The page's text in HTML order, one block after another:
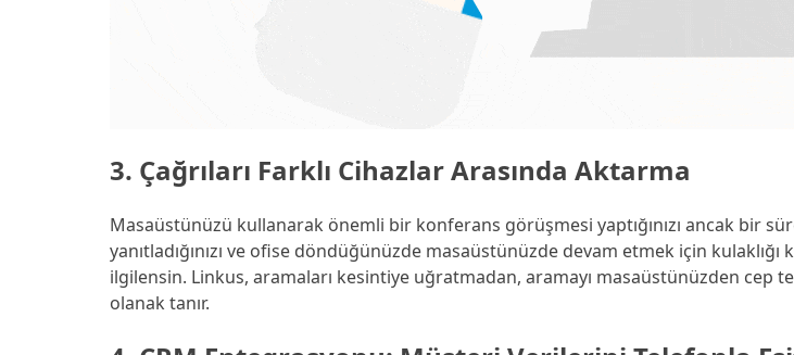
3. Çağrıları Farklı Cihazlar Arasında Aktarma
Masaüstünüzü kullanarak önemli bir konferans görüşmesi yaptığınızı ancak bir
yanıtladığınızı ve ofise döndüğünüzde masaüstünüzde devam etmek için
ilgilensin. Linkus, aramaları kesintiye uğratmadan, aramayı masaüstünüzden
olanak tanır.